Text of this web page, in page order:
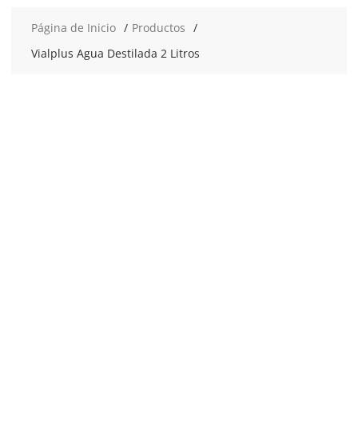
Página de Inicio
Productos
Vialplus Agua Destilada 2 Litros